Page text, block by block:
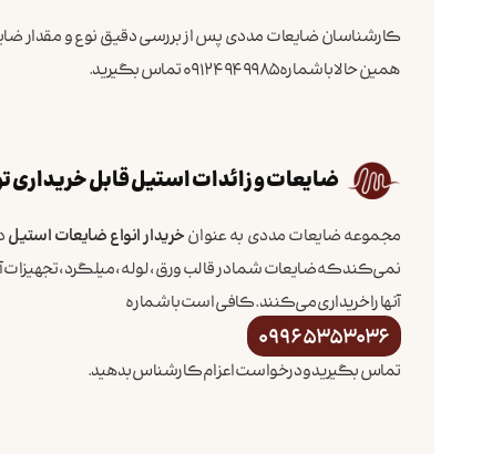
کارشناسان ضایعات مددی پس از بررسی دقیق نوع و مقدار
همین حالا با شماره 09124949985 تماس بگیرید.
ضایعات و زائدات استیل قابل
مجموعه ضایعات مددی به عنوانخریدار انواع ضایعات استیل
نمی‌کند که ضایعات شما در قالب ورق، لوله، میلگرد،
آنها را خریداری می‌کنند. کافی است با شماره
09965353036
تماس بگیرید و درخواست اعزام کارشناس بدهید.